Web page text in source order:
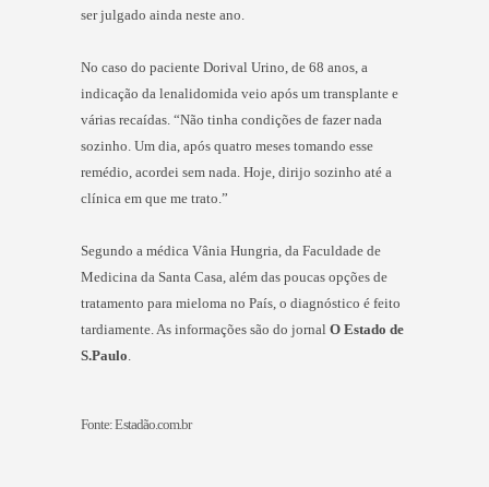
ser julgado ainda neste ano.
No caso do paciente Dorival Urino, de 68 anos, a
indicação da lenalidomida veio após um transplante e
várias recaídas. “Não tinha condições de fazer nada
sozinho. Um dia, após quatro meses tomando esse
remédio, acordei sem nada. Hoje, dirijo sozinho até a
clínica em que me trato.”
Segundo a médica Vânia Hungria, da Faculdade de
Medicina da Santa Casa, além das poucas opções de
tratamento para mieloma no País, o diagnóstico é feito
tardiamente. As informações são do jornal O Estado de
S.Paulo
Fonte: Estadão.com.br